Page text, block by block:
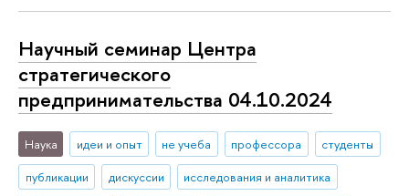
Научный семинар Центра
стратегического
предпринимательства 04.10.2024
Наука идеи и опыт не учеба профессора
студенты
публикации
дискуссии
исследования и аналитика